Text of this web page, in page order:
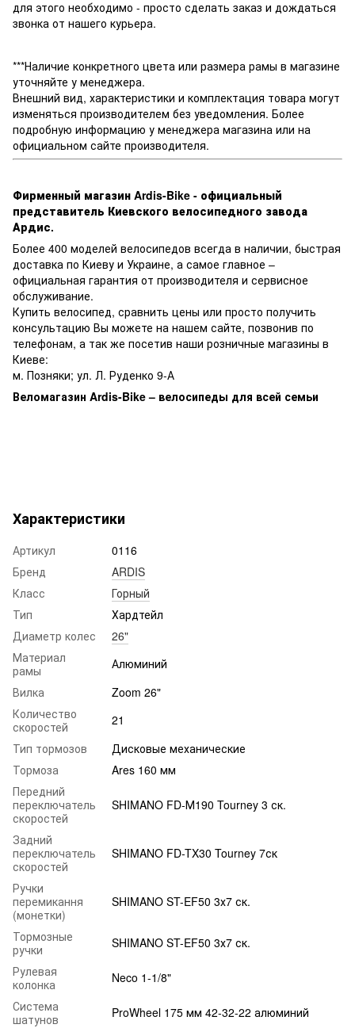
для этого необходимо - просто сделать заказ и дождаться
звонка от нашего курьера.
***Наличие конкретного цвета или размера рамы в магазине
уточняйте у менеджера.
Внешний вид, характеристики и комплектация товара могут
изменяться производителем без уведомления. Более
подробную информацию у менеджера магазина или на
официальном сайте производителя.
Фирменный магазин Ardis-Bike - официальный
представитель Киевского велосипедного завода
Ардис.
Более 400 моделей велосипедов всегда в наличии, быстрая
доставка по Киеву и Украине, а самое главное –
официальная гарантия от производителя и сервисное
обслуживание.
Купить велосипед, сравнить цены или просто получить
консультацию Вы можете на нашем сайте, позвонив по
телефонам, а так же посетив наши розничные магазины в
Киеве:
м. Позняки; ул. Л. Руденко 9-А
Веломагазин Ardis-Bike – велосипеды для всей семьи
Характеристики
Артикул
0116
Бренд
ARDIS
Класс
Горный
Тип
Хардтейл
Диаметр колес
26"
Материал
рамы
Алюминий
Вилка
Zoom 26"
Количество
скоростей
21
Тип тормозов
Дисковые механические
Тормоза
Ares 160 мм
Передний
переключатель
скоростей
SHIMANO FD-М190 Tourney 3 ск.
Задний
переключатель
скоростей
SHIMANO FD-TX30 Tourney 7ск
Ручки
перемикання
(монетки)
SHIMANO ST-EF50 3х7 ск.
Тормозные
ручки
SHIMANO ST-EF50 3х7 ск.
Рулевая
колонка
Neco 1-1/8"
Система
шатунов
ProWheel 175 мм 42-32-22 алюминий